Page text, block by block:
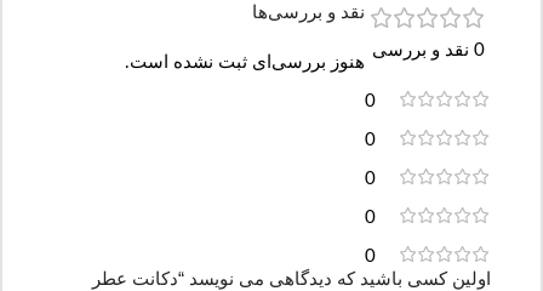
0 نقد و بررسی
0
0
0
0
0
نقد و بررسی‌ها
هنوز بررسی‌ای ثبت نشده است.
اولین کسی باشید که دیدگاهی می نویسد “دکانت عطر